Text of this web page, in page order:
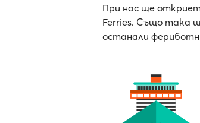
При нас ще
Ferries. Също така
останали